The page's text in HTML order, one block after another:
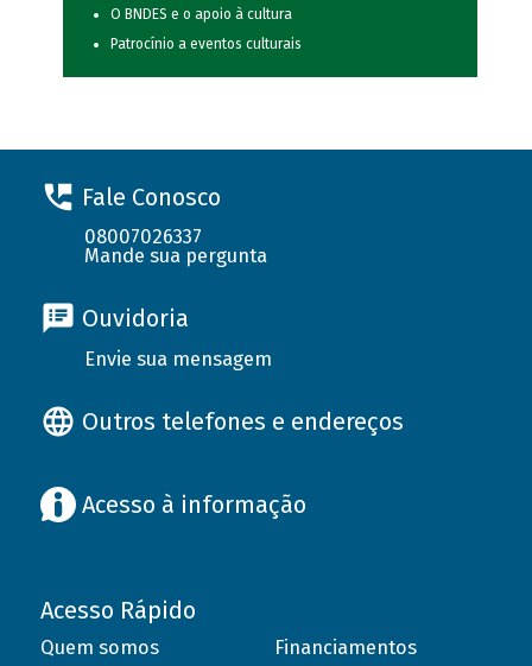
O BNDES e o apoio à cultura
Patrocínio a eventos culturais
Fale Conosco
08007026337
Mande sua pergunta
Ouvidoria
Envie sua mensagem
Outros telefones e endereços
Acesso à informação
Acesso Rápido
Quem somos
Financiamentos